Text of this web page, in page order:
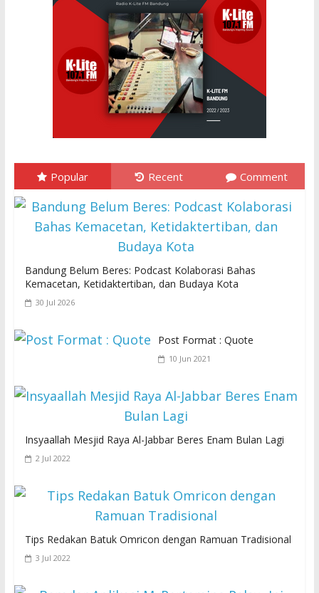
Popular Recent Comment
Bandung Belum Beres: Podcast Kolaborasi Bahas
Kemacetan, Ketidaktertiban, dan Budaya Kota
30 Jul 2026
Post Format : Quote
10 Jun 2021
Insyaallah Mesjid Raya Al-Jabbar Beres Enam Bulan Lagi
2 Jul 2022
Tips Redakan Batuk Omricon dengan Ramuan Tradisional
3 Jul 2022